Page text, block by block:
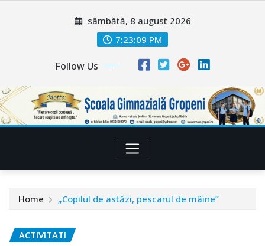
sâmbătă, 8 august 2026
7:23:10 PM
Follow Us
Home „Copilul de astăzi, pescarul de mâine”
ACTIVITATI